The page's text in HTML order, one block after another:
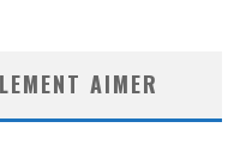
AIMER